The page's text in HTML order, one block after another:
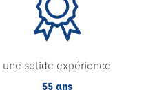
une solide expérience
55 ans